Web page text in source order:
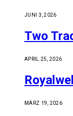
JUNI 3, 2026
Two
APRIL 25, 2026
MÄRZ 19, 2026